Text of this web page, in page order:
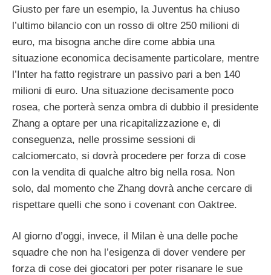
Giusto per fare un esempio, la Juventus ha chiuso
l’ultimo bilancio con un rosso di oltre 250 milioni di
euro, ma bisogna anche dire come abbia una
situazione economica decisamente particolare, mentre
l’Inter ha fatto registrare un passivo pari a ben 140
milioni di euro. Una situazione decisamente poco
rosea, che porterà senza ombra di dubbio il presidente
Zhang a optare per una ricapitalizzazione e, di
conseguenza, nelle prossime sessioni di
calciomercato, si dovrà procedere per forza di cose
con la vendita di qualche altro big nella rosa. Non
solo, dal momento che Zhang dovrà anche cercare di
rispettare quelli che sono i covenant con Oaktree.
Al giorno d’oggi, invece, il Milan è una delle poche
squadre che non ha l’esigenza di dover vendere per
forza di cose dei giocatori per poter risanare le sue